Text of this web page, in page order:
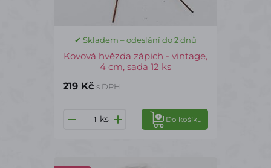
✔ Skladem – odeslání do 2 dnů
Kovová hvězda zápich - vintage,
4 cm, sada 12 ks
219 Kč s DPH
ks Do košíku